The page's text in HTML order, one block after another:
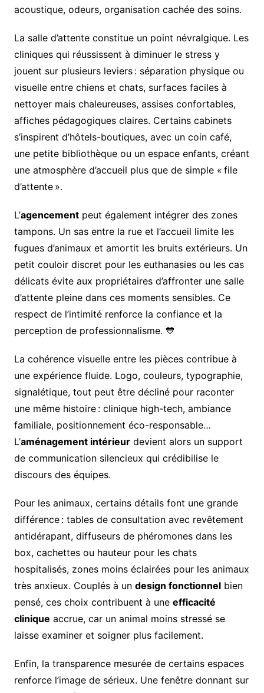
acoustique, odeurs, organisation cachée des soins.
La salle d’attente constitue un point névralgique. Les
cliniques qui réussissent à diminuer le stress y
jouent sur plusieurs leviers : séparation physique ou
visuelle entre chiens et chats, surfaces faciles à
nettoyer mais chaleureuses, assises confortables,
affiches pédagogiques claires. Certains cabinets
s’inspirent d’hôtels-boutiques, avec un coin café,
une petite bibliothèque ou un espace enfants, créant
une atmosphère d’accueil plus que de simple « file
d’attente ».
L’agencementpeut également intégrer des zones
tampons. Un sas entre la rue et l’accueil limite les
fugues d’animaux et amortit les bruits extérieurs. Un
petit couloir discret pour les euthanasies ou les cas
délicats évite aux propriétaires d’affronter une salle
d’attente pleine dans ces moments sensibles. Ce
respect de l’intimité renforce la confiance et la
perception de professionnalisme. 💙
La cohérence visuelle entre les pièces contribue à
une expérience fluide. Logo, couleurs, typographie,
signalétique, tout peut être décliné pour raconter
une même histoire : clinique high-tech, ambiance
familiale, positionnement éco-responsable…
L’aménagement intérieurdevient alors un support
de communication silencieux qui crédibilise le
discours des équipes.
Pour les animaux, certains détails font une grande
différence : tables de consultation avec revêtement
antidérapant, diffuseurs de phéromones dans les
box, cachettes ou hauteur pour les chats
hospitalisés, zones moins éclairées pour les animaux
très anxieux. Couplés à un design fonctionnelbien
pensé, ces choix contribuent à une efficacité
clinique accrue, car un animal moins stressé se
laisse examiner et soigner plus facilement.
Enfin, la transparence mesurée de certains espaces
renforce l’image de sérieux. Une fenêtre donnant sur